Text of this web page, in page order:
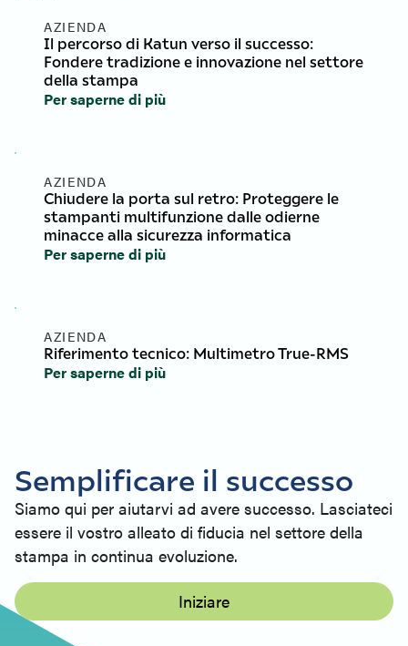
AZIENDA
Il percorso di Katun verso il successo:
Fondere tradizione e innovazione nel settore
della stampa
Per saperne di più
AZIENDA
Chiudere la porta sul retro: Proteggere le
stampanti multifunzione dalle odierne
minacce alla sicurezza informatica
Per saperne di più
AZIENDA
Riferimento tecnico: Multimetro True-RMS
Per saperne di più
Semplificare il successo
Siamo qui per aiutarvi ad avere successo. Lasciateci
essere il vostro alleato di fiducia nel settore della
stampa in continua evoluzione.
Iniziare